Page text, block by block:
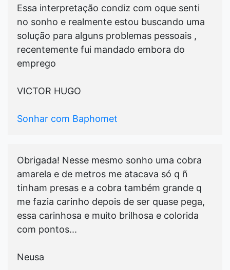
Essa interpretação condiz com oque senti
no sonho e realmente estou buscando uma
solução para alguns problemas pessoais ,
recentemente fui mandado embora do
emprego
VICTOR HUGO
Sonhar com Baphomet
Obrigada! Nesse mesmo sonho uma cobra
amarela e de metros me atacava só q ñ
tinham presas e a cobra também grande q
me fazia carinho depois de ser quase pega,
essa carinhosa e muito brilhosa e colorida
com pontos...
Neusa